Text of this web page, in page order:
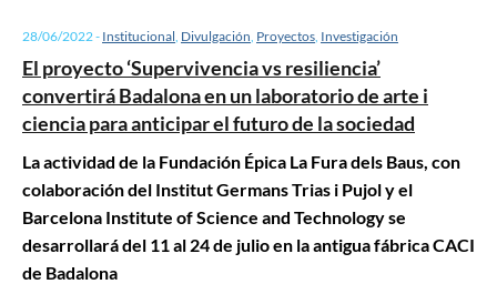
28/06/2022- Institucional Divulgación Proyectos Investigación
El proyecto ‘Supervivencia vs resiliencia’
convertirá Badalona en un laboratorio de arte i
ciencia para anticipar el futuro de la sociedad
La actividad de la Fundación Épica La Fura dels Baus, con
colaboración del Institut Germans Trias i Pujol y el
Barcelona Institute of Science and Technology se
desarrollará del 11 al 24 de julio en la antigua fábrica CACI
de Badalona